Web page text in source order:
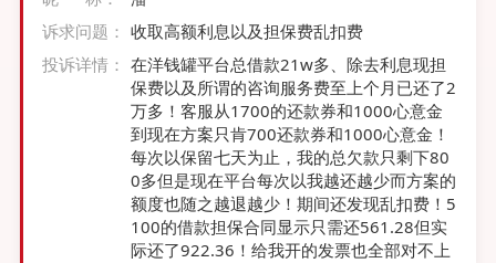
诉求问题： 收取高额利息以及担保费乱扣费
投诉详情： 在洋钱罐平台总借款21w多、除去利息现担
保费以及所谓的咨询服务费至上个月已还了2
万多！客服从1700的还款券和1000心意金
到现在方案只肯700还款券和1000心意金！
每次以保留七天为止，我的总欠款只剩下80
0多但是现在平台每次以我越还越少而方案的
额度也随之越退越少！期间还发现乱扣费！5
100的借款担保合同显示只需还561.28但实
际还了922.36！给我开的发票也全部对不上